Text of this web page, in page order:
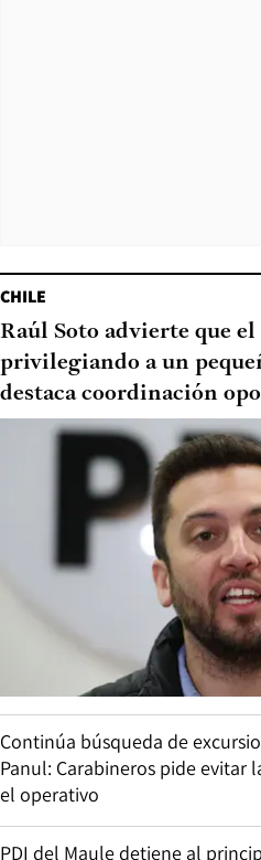
CHILE
Raúl Soto advierte que el
privilegiando a un
destaca coordinación
Continúa búsqueda de
Panul: Carabineros pide evitar
el operativo
PDI del Maule detiene al